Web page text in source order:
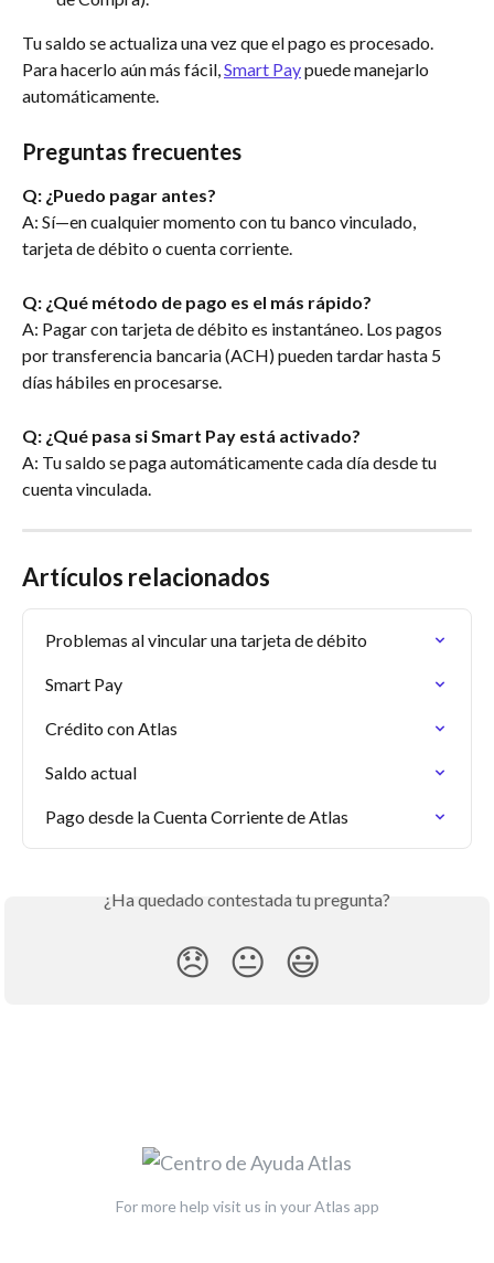
Tu saldo se actualiza una vez que el pago es procesado.
Para hacerlo aún más fácil, Smart Pay puede manejarlo
automáticamente.
Preguntas frecuentes
Q: ¿Puedo pagar antes?
A: Sí—en cualquier momento con tu banco vinculado,
tarjeta de débito o cuenta corriente.
Q: ¿Qué método de pago es el más rápido?
A: Pagar con tarjeta de débito es instantáneo. Los pagos
por transferencia bancaria (ACH) pueden tardar hasta 5
días hábiles en procesarse.
Q: ¿Qué pasa si Smart Pay está activado?
A: Tu saldo se paga automáticamente cada día desde tu
cuenta vinculada.
Artículos relacionados
Problemas al vincular una tarjeta de débito
Smart Pay
Crédito con Atlas
Saldo actual
Pago desde la Cuenta Corriente de Atlas
¿Ha quedado contestada tu pregunta?
😞 😐 😃
For more help visit us in your Atlas app